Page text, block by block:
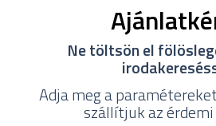
Ne töltsön el
Adja meg a
szállítjuk az